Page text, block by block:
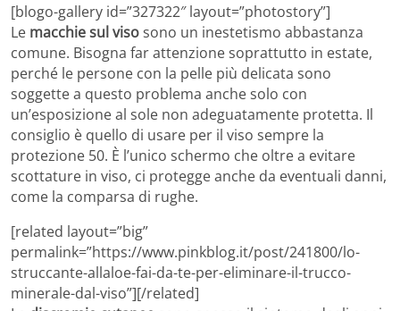
[blogo-gallery id=”327322″ layout=”photostory”]
Le macchie sul visosono un inestetismo abbastanza
comune. Bisogna far attenzione soprattutto in estate,
perché le persone con la pelle più delicata sono
soggette a questo problema anche solo con
un’esposizione al sole non adeguatamente protetta. Il
consiglio è quello di usare per il viso sempre la
protezione 50. È l’unico schermo che oltre a evitare
scottature in viso, ci protegge anche da eventuali danni,
come la comparsa di rughe.
[related layout=”big”
permalink=”https://www.pinkblog.it/post/241800/lo-
struccante-allaloe-fai-da-te-per-eliminare-il-trucco-
minerale-dal-viso”][/related]